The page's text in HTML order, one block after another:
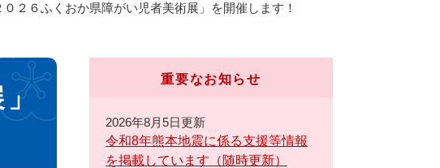
０２６ふくおか県障がい児者美術展」を開催します！
」
重要なお知らせ
2026年8月5日更新
令和8年熊本地震に係る支援等情報
を掲載しています（随時更新）